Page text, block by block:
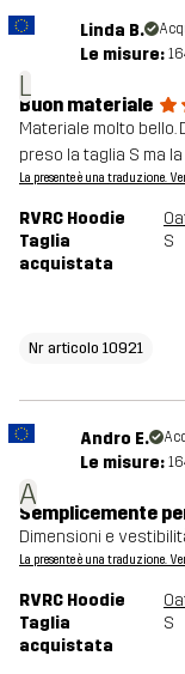
L
Linda B.
Le misure:
Buon materiale
Materiale molto bello.
preso la taglia S ma
La presente è una traduzione.
RVRC Hoodie
Taglia
acquistata
S
Nr articolo 10921
A
Andro E.
Le misure:
Semplicemente
Dimensioni e
La presente è una traduzione.
RVRC Hoodie
Taglia
acquistata
S